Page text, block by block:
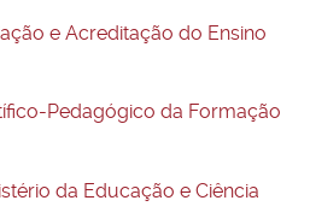
e Acreditação do Ensino
Pedagógico da Formação
da Educação e Ciência